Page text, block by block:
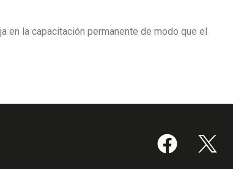
en la capacitación permanente de modo que el